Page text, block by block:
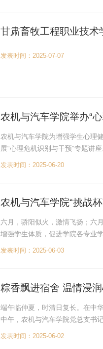
甘肃畜牧工程职业技
发表时间：2025-07-07
农机与汽车学院举办“
农机与汽车学院为增强学生心理
展“心理危机识别与干预”专题讲
加。 讲座中，杨玉鹏老师结合
发表时间：2025-06-20
农机与汽车学院“挑战
六月，骄阳似火，激情飞扬；六
增强学生体质，促进学院各专业
激发学生的团队协作精神和竞争
发表时间：2025-06-03
粽香飘进宿舍 温情浸
端午临仲夏，时清日复长。在中
中午，农机与汽车学院党总支书
的美好祝福。 活动当天，老师
发表时间：2025-06-02